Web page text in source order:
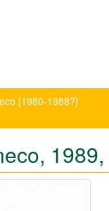
[1980-1988?]